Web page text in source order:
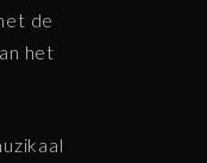
de
het